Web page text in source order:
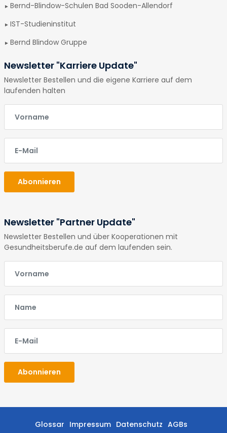
Bernd-Blindow-Schulen Bad Sooden-Allendorf
IST-Studieninstitut
Bernd Blindow Gruppe
Newsletter "Karriere Update"
Newsletter Bestellen und die eigene Karriere auf dem
laufenden halten
Abonnieren
Newsletter "Partner Update"
Newsletter Bestellen und über Kooperationen mit
Gesundheitsberufe.de auf dem laufenden sein.
Abonnieren
Glossar Impressum Datenschutz AGBs